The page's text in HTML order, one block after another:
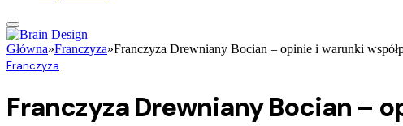
Główna»Franczyza»Franczyza Drewniany Bocian – opinie i warunki
Franczyza
Franczyza Drewniany Bocian –